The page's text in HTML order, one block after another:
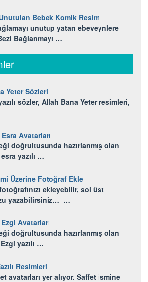
Bebek Komik Resim
unutup yatan ebeveynlere
Bağlanmayı …
Yeter Sözleri
sözler, Allah Bana Yeter resimleri,
Esra Avatarları
doğrultusunda hazırlanmış olan
esra yazılı …
Üzerine Fotoğraf Ekle
ekleyebilir, sol üst
yazabilirsiniz… …
Ezgi Avatarları
doğrultusunda hazırlanmış olan
yazılı …
Resimleri
avatarları yer alıyor. Saffet ismine